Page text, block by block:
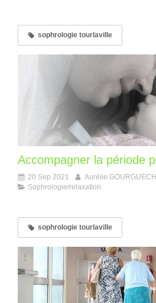
sophrologie tourlaville
Accompagner la période
20 Sep 2021
Aurélie
Sophrologie/relaxation
sophrologie tourlaville